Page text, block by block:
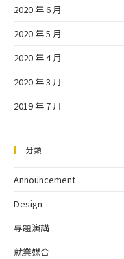
2020 年 6 月
2020 年 5 月
2020 年 4 月
2020 年 3 月
2019 年 7 月
分類
Announcement
Design
專題演講
就業媒合